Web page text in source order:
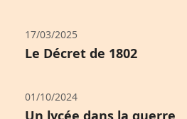
17/03/2025
Le Décret de 1802
01/10/2024
Un lycée dans la guerre